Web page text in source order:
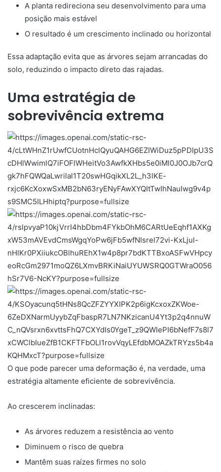
A planta redireciona seu desenvolvimento para uma
posição mais estável
O resultado é um crescimento inclinado ou horizontal
Essa adaptação evita que as árvores sejam arrancadas do
solo, reduzindo o impacto direto das rajadas.
Uma estratégia de
sobrevivência extrema
O que pode parecer uma deformação é, na verdade, uma
estratégia altamente eficiente de sobrevivência.
Ao crescerem inclinadas:
As árvores reduzem a resistência ao vento
Diminuem o risco de quebra
Mantêm suas raízes firmes no solo